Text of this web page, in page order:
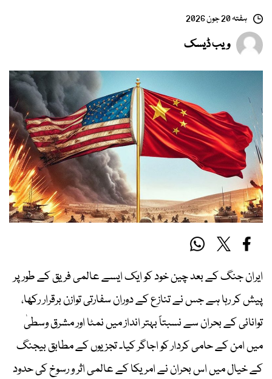
ہفتہ 20 جون 2026
ویب ڈیسک
ایران جنگ کے بعد چین خود کو ایک ایسے عالمی فریق کے طور پر
پیش کر رہا ہے جس نے تنازع کے دوران سفارتی توازن برقرار رکھا،
توانائی کے بحران سے نسبتاً بہتر انداز میں نمٹا اور مشرق وسطیٰ
میں امن کے حامی کردار کو اجاگر کیا۔ تجزیوں کے مطابق بیجنگ
کے خیال میں اس بحران نے امریکا کے عالمی اثر و رسوخ کی حدود